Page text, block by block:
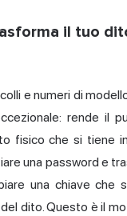
il tuo
e numeri di
rende il
fisico che si tiene
una password e
una chiave che
dito. Questo è il